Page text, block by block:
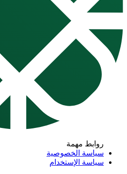
روابط مهمة
سياسة الخصوصية
سياسة الإستخدام